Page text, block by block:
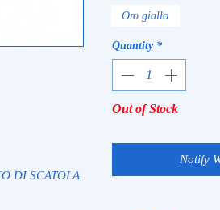
DI SCATOLA
Oro giallo
Quantity *
Out of Stock
Notify